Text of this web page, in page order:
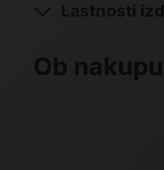
Lastnosti
Ob